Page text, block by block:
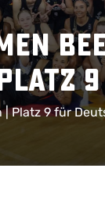
9
| Platz 9 für